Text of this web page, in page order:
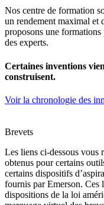
Nos centre de formation
un rendement maximal et
proposons une formations
des experts.
Certaines inventions
construisent.
Voir la chronologie des
Brevets
Les liens ci-dessous vous
obtenus pour certains
certains dispositifs
fournis par Emerson. Ces
dispositions de la loi